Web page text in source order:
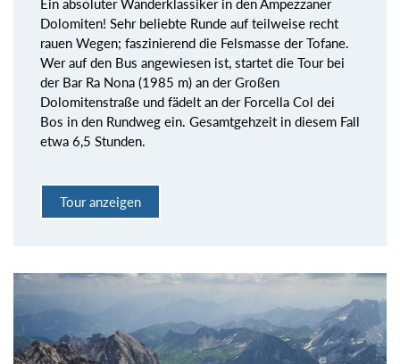
Ein absoluter Wanderklassiker in den Ampezzaner
Dolomiten! Sehr beliebte Runde auf teilweise recht
rauen Wegen; faszinierend die Felsmasse der Tofane.
Wer auf den Bus angewiesen ist, startet die Tour bei
der Bar Ra Nona (1985 m) an der Großen
Dolomitenstraße und fädelt an der Forcella Col dei
Bos in den Rundweg ein. Gesamtgehzeit in diesem Fall
etwa 6,5 Stunden.
Tour anzeigen